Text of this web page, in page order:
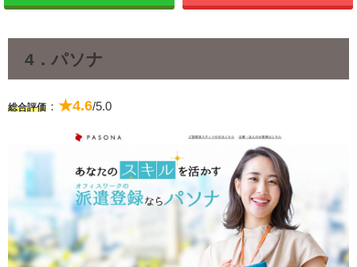
4．パソナ
総合評価 ： ★4.6/5.0